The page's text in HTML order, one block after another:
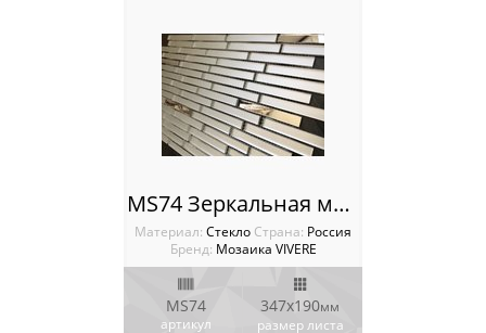
MS74 Зеркальная мозаика VIVERE VANTAGGIO
Материал: Стекло Cтрана: Россия
Бренд: Мозаика VIVERE
MS74
артикул
347х190мм
размер листа